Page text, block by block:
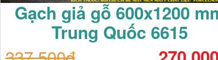
Gạch giả gỗ 600x1200
Trung Quốc 6615